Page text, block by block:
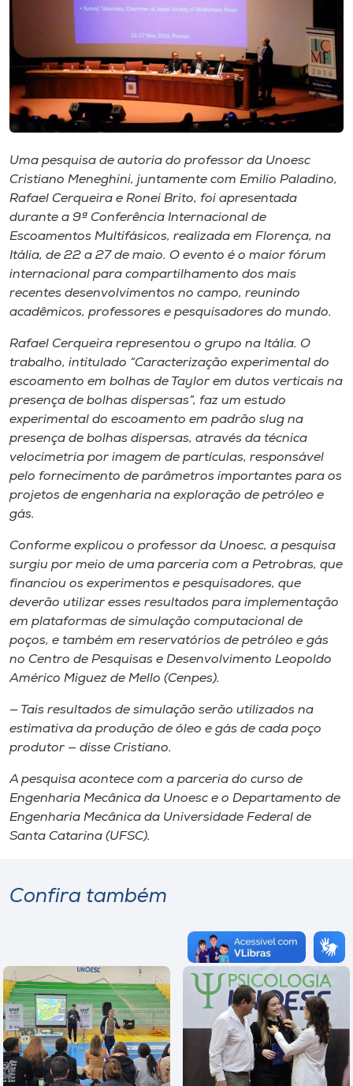
Unoesc
Store
Selecione
A+
A-
Uma pesquisa de autoria do professor da Unoesc
Cristiano Meneghini, juntamente com Emilio Paladino,
Rafael Cerqueira e Ronei Brito, foi apresentada
durante a 9ª Conferência Internacional de
Escoamentos Multifásicos, realizada em Florença, na
Itália, de 22 a 27 de maio. O evento é o maior fórum
internacional para compartilhamento dos mais
recentes desenvolvimentos no campo, reunindo
acadêmicos, professores e pesquisadores do mundo.
Rafael Cerqueira representou o grupo na Itália. O
trabalho, intitulado “Caracterização experimental do
escoamento em bolhas de Taylor em dutos verticais na
presença de bolhas dispersas”, faz um estudo
experimental do escoamento em padrão slug na
presença de bolhas dispersas, através da técnica
velocimetria por imagem de partículas, responsável
pelo fornecimento de parâmetros importantes para os
projetos de engenharia na exploração de petróleo e
gás.
Conforme explicou o professor da Unoesc, a pesquisa
surgiu por meio de uma parceria com a Petrobras, que
financiou os experimentos e pesquisadores, que
deverão utilizar esses resultados para implementação
em plataformas de simulação computacional de
poços, e também em reservatórios de petróleo e gás
no Centro de Pesquisas e Desenvolvimento Leopoldo
Américo Miguez de Mello (Cenpes).
— Tais resultados de simulação serão utilizados na
estimativa da produção de óleo e gás de cada poço
produtor — disse Cristiano.
A pesquisa acontece com a parceria do curso de
Engenharia Mecânica da Unoesc e o Departamento de
Engenharia Mecânica da Universidade Federal de
Santa Catarina (UFSC).
Confira também